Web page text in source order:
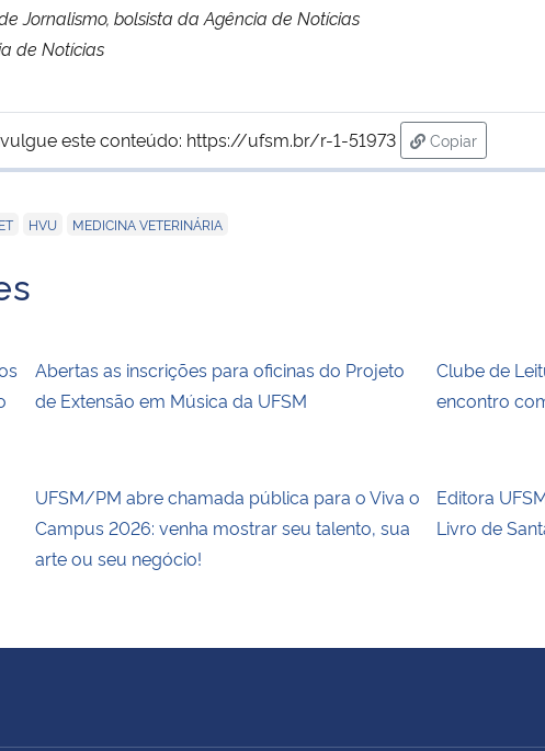
Jornalismo, bolsista da Agência de Notícias
de Notícias
este conteúdo: https://ufsm.br/r-1-51973
Copiar
para área de
HVU MEDICINA VETERINÁRIA
Abertas as inscrições para oficinas do Projeto
de Extensão em Música da UFSM
Clube de
encontro
UFSM/PM abre chamada pública para o Viva o
Campus 2026: venha mostrar seu talento, sua
arte ou seu negócio!
Editora
Livro de